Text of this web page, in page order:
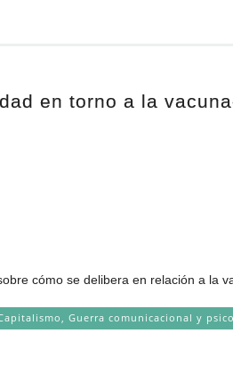
en torno a la
cómo se delibera en relación a la
,Guerra comunicacional y